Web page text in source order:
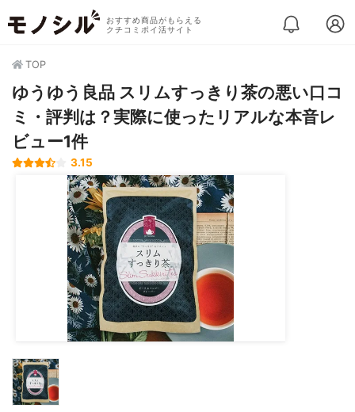
おすすめ商品がもらえる
クチコミポイ活サイト
TOP
ゆうゆう良品 スリムすっきり茶の悪い口コ
ミ・評判は？実際に使ったリアルな本音レ
ビュー1件
3.15